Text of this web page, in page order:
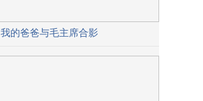
我的爸爸与毛主席合影